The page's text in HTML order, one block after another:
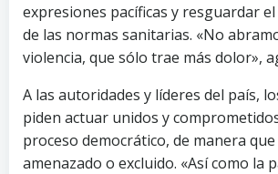
expresiones pacíficas y resguardar
de las normas sanitarias. «No
violencia, que sólo trae más dolor»,
A las autoridades y líderes del país,
piden actuar unidos y
proceso democrático, de manera
amenazado o excluido. «Así como la